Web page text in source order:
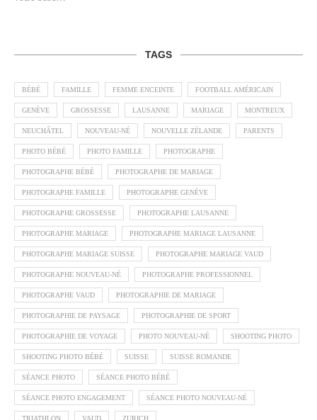
TAGS
BÉBÉ FAMILLE FEMME ENCEINTE FOOTBALL AMÉRICAIN
GENÈVE GROSSESSE LAUSANNE MARIAGE MONTREUX
NEUCHÂTEL NOUVEAU-NÉ NOUVELLE ZÉLANDE PARENTS
PHOTO BÉBÉ PHOTO FAMILLE PHOTOGRAPHE
PHOTOGRAPHE BÉBÉ PHOTOGRAPHE DE MARIAGE
PHOTOGRAPHE FAMILLE PHOTOGRAPHE GENÈVE
PHOTOGRAPHE GROSSESSE PHOTOGRAPHE LAUSANNE
PHOTOGRAPHE MARIAGE PHOTOGRAPHE MARIAGE LAUSANNE
PHOTOGRAPHE MARIAGE SUISSE PHOTOGRAPHE MARIAGE VAUD
PHOTOGRAPHE NOUVEAU-NÉ PHOTOGRAPHE PROFESSIONNEL
PHOTOGRAPHE VAUD PHOTOGRAPHIE DE MARIAGE
PHOTOGRAPHIE DE PAYSAGE PHOTOGRAPHIE DE SPORT
PHOTOGRAPHIE DE VOYAGE PHOTO NOUVEAU-NÉ SHOOTING PHOTO
SHOOTING PHOTO BÉBÉ SUISSE SUISSE ROMANDE
SÉANCE PHOTO SÉANCE PHOTO BÉBÉ
SÉANCE PHOTO ENGAGEMENT SÉANCE PHOTO NOUVEAU-NÉ